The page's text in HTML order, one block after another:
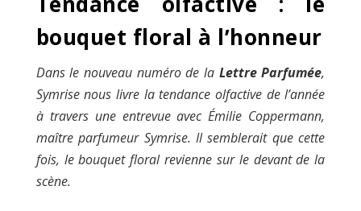
bouquet floral à l’honneur
Dans le nouveau numéro de la Lettre Parfumée,
Symrise nous livre la tendance olfactive de l’année
à travers une entrevue avec Émilie Coppermann,
maître parfumeur Symrise. Il semblerait que cette
fois, le bouquet floral revienne sur le devant de la
scène.